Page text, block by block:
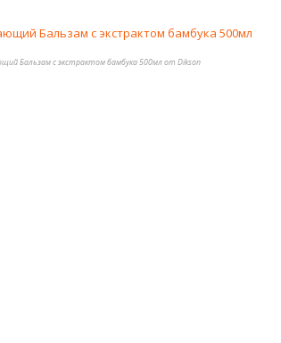
Бальзам с экстрактом бамбука 500мл от Dikson